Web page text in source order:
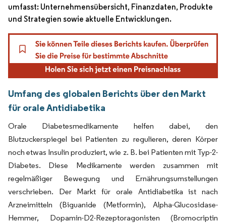
umfasst: Unternehmensübersicht, Finanzdaten, Produkte
und Strategien sowie aktuelle Entwicklungen.
Umfang des globalen Berichts über den Markt
für orale Antidiabetika
Orale Diabetesmedikamente helfen dabei, den
Blutzuckerspiegel bei Patienten zu regulieren, deren Körper
noch etwas Insulin produziert, wie z. B. bei Patienten mit Typ-2-
Diabetes. Diese Medikamente werden zusammen mit
regelmäßiger Bewegung und Ernährungsumstellungen
verschrieben. Der Markt für orale Antidiabetika ist nach
Arzneimitteln (Biguanide (Metformin), Alpha-Glucosidase-
Hemmer, Dopamin-D2-Rezeptoragonisten (Bromocriptin